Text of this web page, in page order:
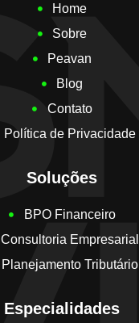
Home
Sobre
Peavan
Blog
Contato
Política de Privacidade
Soluções
BPO Financeiro
Consultoria Empresarial
Planejamento Tributário
Especialidades